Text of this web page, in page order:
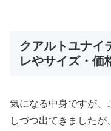
クアルトユナイ
レやサイズ・価
気になる中身ですが、
しづつ出てきました